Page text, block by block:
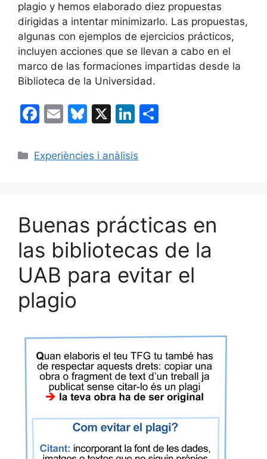
plagio y hemos elaborado diez propuestas
dirigidas a intentar minimizarlo. Las propuestas,
algunas con ejemplos de ejercicios prácticos,
incluyen acciones que se llevan a cabo en el
marco de las formaciones impartidas desde la
Biblioteca de la Universidad.
F
c
o
k
E
ai
Bl
e
X
Li
k
Categorías
Experiències i anàlisis
Buenas prácticas en
las bibliotecas de la
UAB para evitar el
plagio